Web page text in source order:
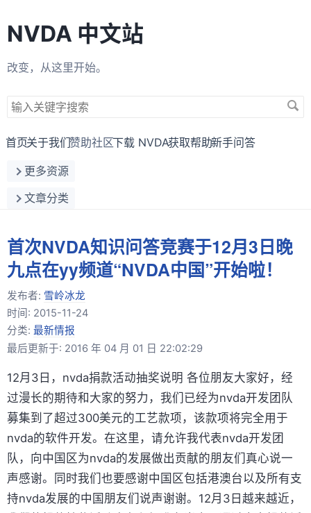
NVDA 中文站
改变，从这里开始。
搜
关
字
首页关于我们赞助社区下载 NVDA获取帮助新手问答
更多资源
文章分类
首次NVDA知识问答竞赛于12月3日晚
九点在yy频道“NVDA中国”开始啦！
发布者: 雪岭冰龙
时间: 2015-11-24
分类: 最新情报
最后更新于: 2016 年 04 月 01 日 22:02:29
12月3日，nvda捐款活动抽奖说明 各位朋友大家好，经
过漫长的期待和大家的努力，我们已经为nvda开发团队
募集到了超过300美元的工艺款项，该款项将完全用于
nvda的软件开发。在这里，请允许我代表nvda开发团
队，向中国区为nvda的发展做出贡献的朋友们真心说一
声感谢。同时我们也要感谢中国区包括港澳台以及所有支
持nvda发展的中国朋友们说声谢谢。12月3日越来越近，